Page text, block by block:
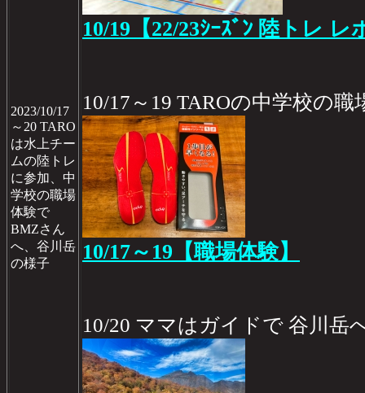
2023/10/17
～20 TARO
は水上チー
ムの陸トレ
に参加、中
学校の職場
体験で
BMZさん
へ、谷川岳
の様子
10/19【22/23ｼｰｽﾞﾝ 陸トレ レ
10/17～19 TAROの中学校の
10/17～19【職場体験】
10/20 ママはガイドで 谷川岳